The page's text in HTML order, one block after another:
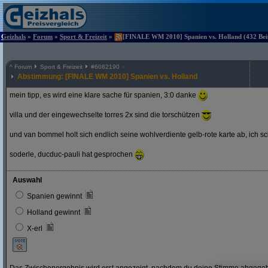
Geizhals » Forum » Sport & Freizeit » [FINALE WM 2010] Spanien vs. Holland (432
^ Forum Sport & Freizeit #6082190
Abstimmung: [FINALE WM 2010] Spanien vs. Holland
mein tipp, es wird eine klare sache für spanien, 3:0 danke
villa und der eingewechselte torres 2x sind die torschützen
und van bommel holt sich endlich seine wohlverdiente gelb-rote karte ab, ich
soderle, ducduc-pauli hat gesprochen
Auswahl
Spanien gewinnt
Holland gewinnt
X-erl